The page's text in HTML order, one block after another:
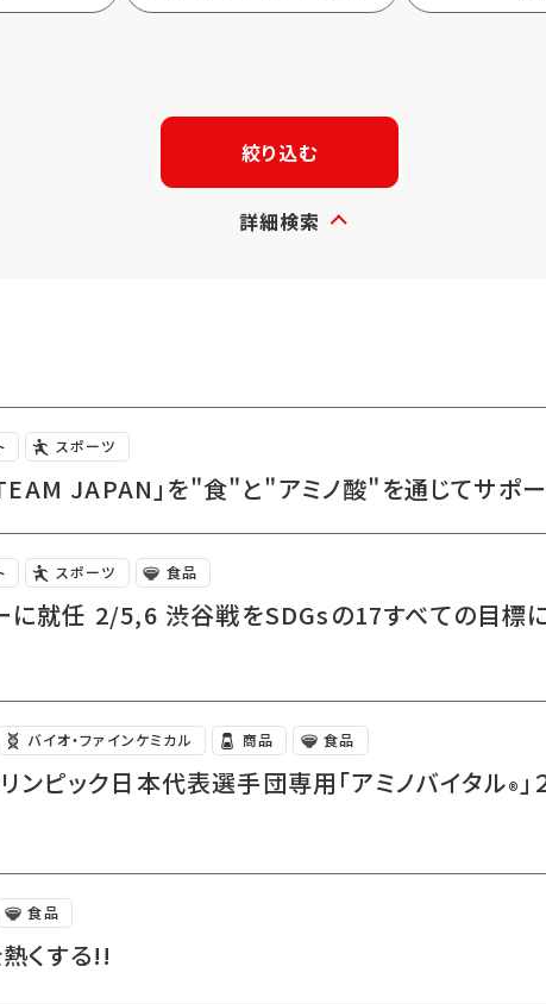
絞り込む
詳細検索
スポーツ
JAPAN」を"食"と"アミノ酸"を通じてサポ
スポーツ 食品
に就任 2/5,6 渋谷戦をSDGsの17すべての目標
バイオ・ファインケミカル 商品 食品
ンピック日本代表選手団専用「アミノバイタル®
食品
くする!!